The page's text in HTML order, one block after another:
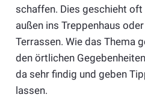
schaffen. Dies geschieht
außen ins Treppenhaus
Terrassen. Wie das Thema
den örtlichen
da sehr findig und geben
lassen.